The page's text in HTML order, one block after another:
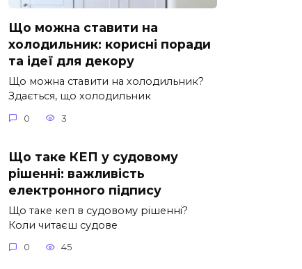
Що можна ставити на
холодильник: корисні поради
та ідеї для декору
Що можна ставити на холодильник?
Здається, що холодильник
0 3
Що таке КЕП у судовому
рішенні: важливість
електронного підпису
Що таке кеп в судовому рішенні?
Коли читаєш судове
0 45